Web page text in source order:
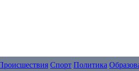
Спорт Политика